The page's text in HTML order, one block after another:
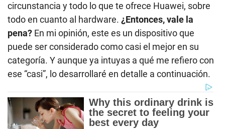
circunstancia y todo lo que te ofrece Huawei, sobre
todo en cuanto al hardware. ¿Entonces, vale la
pena? En mi opinión, este es un dispositivo que
puede ser considerado como casi el mejor en su
categoría. Y aunque ya intuyas a qué me refiero con
ese “casi”, lo desarrollaré en detalle a continuación.